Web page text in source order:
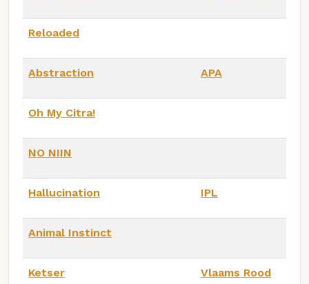
Reloaded
Abstraction APA
Oh My Citra!
NO NIIN
Hallucination IPL
Animal Instinct
Ketser Vlaams Rood